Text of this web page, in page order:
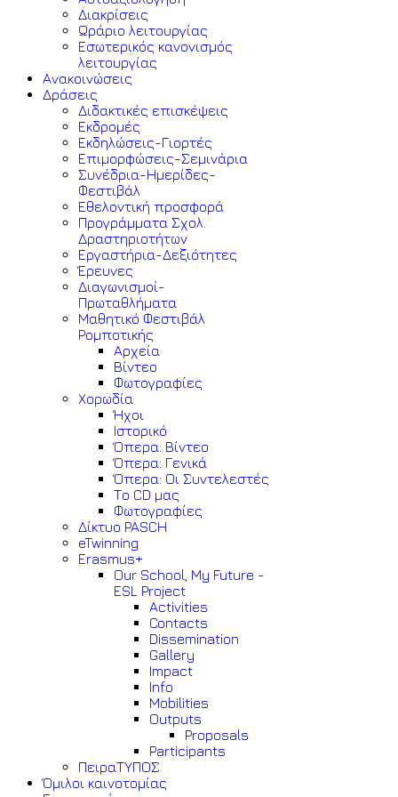
Διακρίσεις
Ωράριο λειτουργίας
Εσωτερικός κανονισμός
λειτουργίας
Ανακοινώσεις
Δράσεις
Διδακτικές επισκέψεις
Εκδρομές
Εκδηλώσεις-Γιορτές
Επιμορφώσεις-Σεμινάρια
Συνέδρια-Ημερίδες-
Φεστιβάλ
Εθελοντική προσφορά
Προγράμματα Σχολ.
Δραστηριοτήτων
Εργαστήρια-Δεξιότητες
Έρευνες
Διαγωνισμοί-
Πρωταθλήματα
Μαθητικό Φεστιβάλ
Ρομποτικής
Αρχεία
Βίντεο
Φωτογραφίες
Χορωδία
Ήχοι
Ιστορικό
Όπερα: Βίντεο
Όπερα: Γενικά
Όπερα: Οι Συντελεστές
Το CD μας
Φωτογραφίες
Δίκτυο PASCH
eTwinning
Erasmus+
Our School, My Future -
ESL Project
Activities
Contacts
Dissemination
Gallery
Impact
Info
Mobilities
Outputs
Proposals
Participants
ΠειραΤΥΠΟΣ
Όμιλοι καινοτομίας